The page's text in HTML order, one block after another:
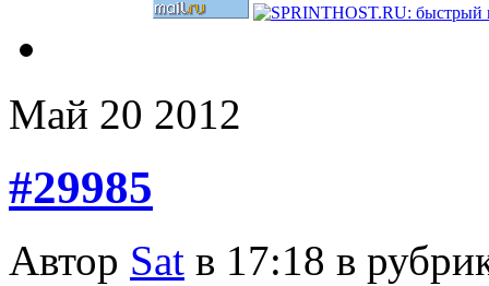
Май 20 2012
#29985
Автор Sat в 17:18 в